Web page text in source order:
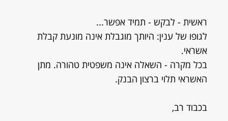
ראשית - לבקש - תמיד אפשר...
לגופו של ענין: היותך מוגבלת אינה מונעת קבלת
אשראי.
בכל מקרה - השאלה אינה משפטית טהורה. מתן
האשראי תלוי ברצון הבנק.
בכבוד רב,